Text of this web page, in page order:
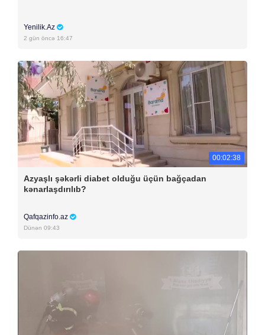
Yenilik.Az
2 gün öncə 16:47
00:02:38
Azyaşlı şəkərli diabet olduğu üçün bağçadan
kənarlaşdırılıb?
Qafqazinfo.az
Dünən 09:43